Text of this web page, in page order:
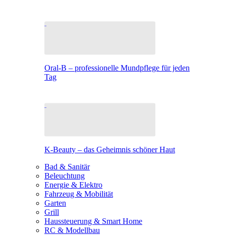
Oral-B – professionelle Mundpflege für jeden
Tag
K-Beauty – das Geheimnis schöner Haut
Bad & Sanitär
Beleuchtung
Energie & Elektro
Fahrzeug & Mobilität
Garten
Grill
Haussteuerung & Smart Home
RC & Modellbau